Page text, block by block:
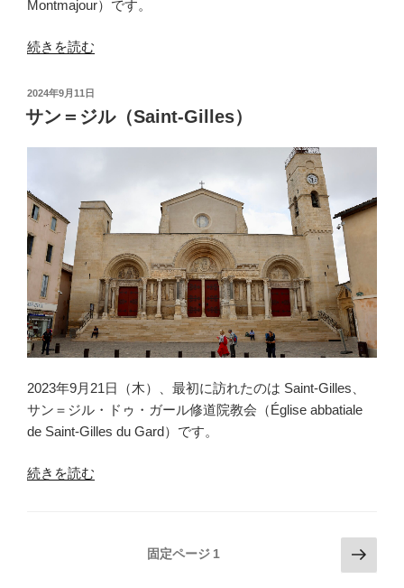
Montmajour）です。
“モ
マ
ジ
（Montmajour）
＜
1
＞”
続きを読む
投
稿
日:
2024年9月11日
サン＝ジル（Saint-Gilles）
2023年9月21日（木）、最初に訪れたのは Saint-Gilles、
サン＝ジル・ドゥ・ガール修道院教会（Église abbatiale
de Saint-Gilles du Gard）です。
“サ
続きを読む
固定ページ 1
次
の